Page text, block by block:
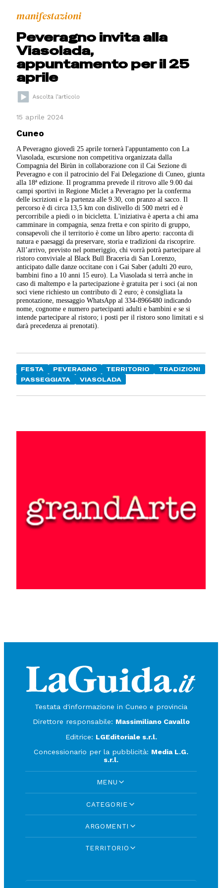
manifestazioni
Peveragno invita alla
Viasolada,
appuntamento per il 25
aprile
15 aprile 2024
Cuneo
A Peveragno giovedì 25 aprile tornerà l'appuntamento con La
Viasolada, escursione non competitiva organizzata dalla
Compagnia del Birùn in collaborazione con il Cai Sezione di
Peveragno e con il patrocinio del Fai Delegazione di Cuneo, giunta
alla 18ª edizione. Il programma prevede il ritrovo alle 9.00 dai
campi sportivi in Regione Miclet a Peveragno per la conferma
delle iscrizioni e la partenza alle 9.30, con pranzo al sacco. Il
percorso è di circa 13,5 km con dislivello di 500 metri ed è
percorribile a piedi o in bicicletta. L'iniziativa è aperta a chi ama
camminare in compagnia, senza fretta e con spirito di gruppo,
consapevoli che il territorio è come un libro aperto: racconta di
natura e paesaggi da preservare, storia e tradizioni da riscoprire.
All’arrivo, previsto nel pomeriggio, chi vorrà potrà partecipare al
ristoro conviviale al Black Bull Braceria di San Lorenzo,
anticipato dalle danze occitane con i Gai Saber (adulti 20 euro,
bambini fino a 10 anni 15 euro). La Viasolada si terrà anche in
caso di maltempo e la partecipazione è gratuita per i soci (ai non
soci viene richiesto un contributo di 2 euro; è consigliata la
prenotazione, messaggio WhatsApp al 334-8966480 indicando
nome, cognome e numero partecipanti adulti e bambini e se si
intende partecipare al ristoro; i posti per il ristoro sono limitati e si
darà precedenza ai prenotati).
FESTA PEVERAGNO TERRITORIO
TRADIZIONI
PASSEGGIATA
VIASOLADA
Testata d'informazione in Cuneo e provincia
Direttore responsabile: Massimiliano Cavallo
Editrice: LGEditoriale s.r.l.
Concessionario per la pubblicità: Media L.G.
s.r.l.
MENU
CATEGORIE
ARGOMENTI
TERRITORIO